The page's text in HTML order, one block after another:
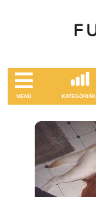
MENÜ KATEGÓRIÁK